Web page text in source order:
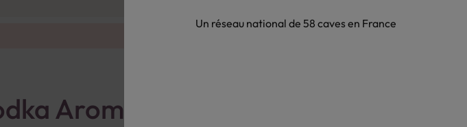
Aromatisée Absolut
Un réseau national de 58 caves en France